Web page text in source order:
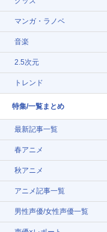
マンガ・ラノベ
音楽
2.5次元
トレンド
特集/一覧まとめ
最新記事一覧
春アニメ
秋アニメ
アニメ記事一覧
男性声優/女性声優一覧